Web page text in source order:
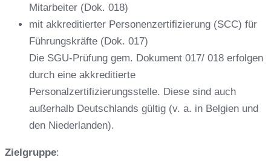
Mitarbeiter (Dok. 018)
mit akkreditierter Personenzertifizierung (SCC) für
Führungskräfte (Dok. 017)
Die SGU-Prüfung gem. Dokument 017/ 018 erfolgen
durch eine akkreditierte
Personalzertifizierungsstelle. Diese sind auch
außerhalb Deutschlands gültig (v. a. in Belgien und
den Niederlanden).
Zielgruppe: